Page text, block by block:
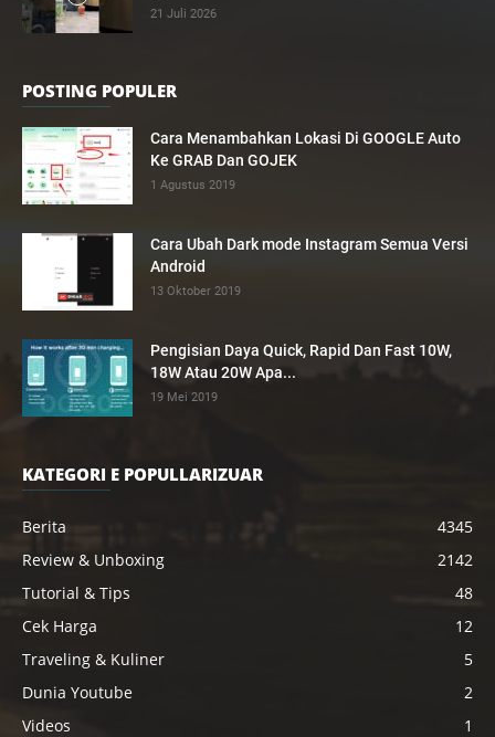
21 Juli 2026
POSTING POPULER
Cara Menambahkan Lokasi Di GOOGLE Auto
Ke GRAB Dan GOJEK
1 Agustus 2019
Cara Ubah Dark mode Instagram Semua Versi
Android
13 Oktober 2019
Pengisian Daya Quick, Rapid Dan Fast 10W,
18W Atau 20W Apa...
19 Mei 2019
KATEGORI E POPULLARIZUAR
Berita
4345
Review & Unboxing
2142
Tutorial & Tips
48
Cek Harga
12
Traveling & Kuliner
5
Dunia Youtube
2
Videos
1